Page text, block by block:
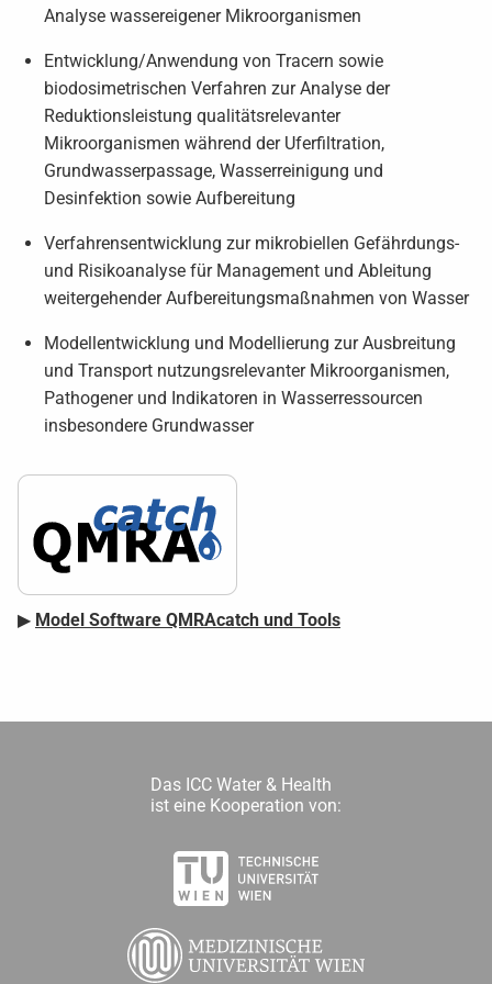
Analyse wassereigener Mikroorganismen
Entwicklung/Anwendung von Tracern sowie
biodosimetrischen Verfahren zur Analyse der
Reduktionsleistung qualitätsrelevanter
Mikroorganismen während der Uferfiltration,
Grundwasserpassage, Wasserreinigung und
Desinfektion sowie Aufbereitung
Verfahrensentwicklung zur mikrobiellen Gefährdungs-
und Risikoanalyse für Management und Ableitung
weitergehender Aufbereitungsmaßnahmen von Wasser
Modellentwicklung und Modellierung zur Ausbreitung
und Transport nutzungsrelevanter Mikroorganismen,
Pathogener und Indikatoren in Wasserressourcen
insbesondere Grundwasser
▶ Model Software QMRAcatch und Tools
Das ICC Water & Health
ist eine Kooperation von: